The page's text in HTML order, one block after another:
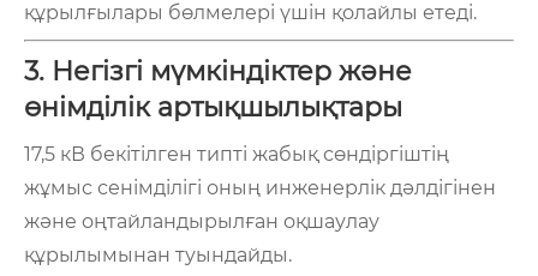
құрылғылары бөлмелері үшін қолайлы етеді.
3. Негізгі мүмкіндіктер және
өнімділік артықшылықтары
17,5 кВ бекітілген типті жабық сөндіргіштің
жұмыс сенімділігі оның инженерлік дәлдігінен
және оңтайландырылған оқшаулау
құрылымынан туындайды.